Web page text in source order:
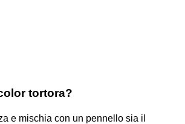
tortora?
e mischia con un pennello sia il